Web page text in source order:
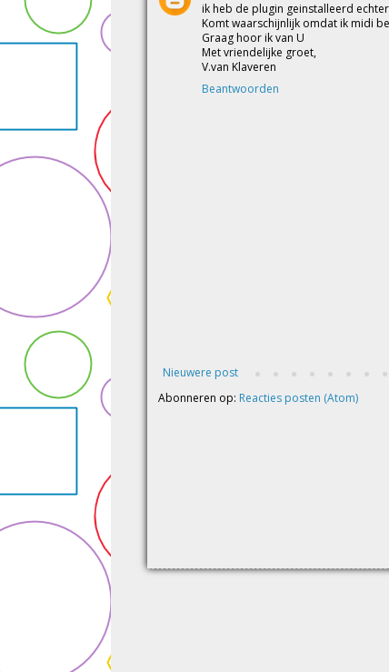
ik heb de plugin geinstalleerd
Komt waarschijnlijk omdat ik midi
Graag hoor ik van U
Met vriendelijke groet,
V.van Klaveren
Beantwoorden
Nieuwere post
Abonneren op: Reacties posten (Atom)